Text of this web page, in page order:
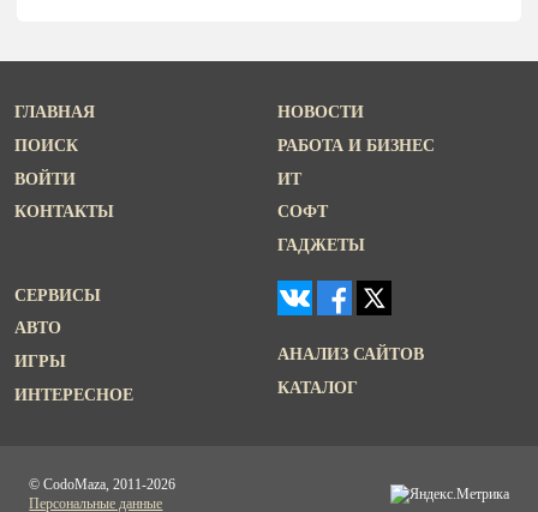
ГЛАВНАЯ
ПОИСК
ВОЙТИ
КОНТАКТЫ
НОВОСТИ
РАБОТА И БИЗНЕС
ИТ
СОФТ
ГАДЖЕТЫ
СЕРВИСЫ
АВТО
ИГРЫ
ИНТЕРЕСНОЕ
АНАЛИЗ САЙТОВ
КАТАЛОГ
© CodoMaza, 2011-2026
Персональные данные